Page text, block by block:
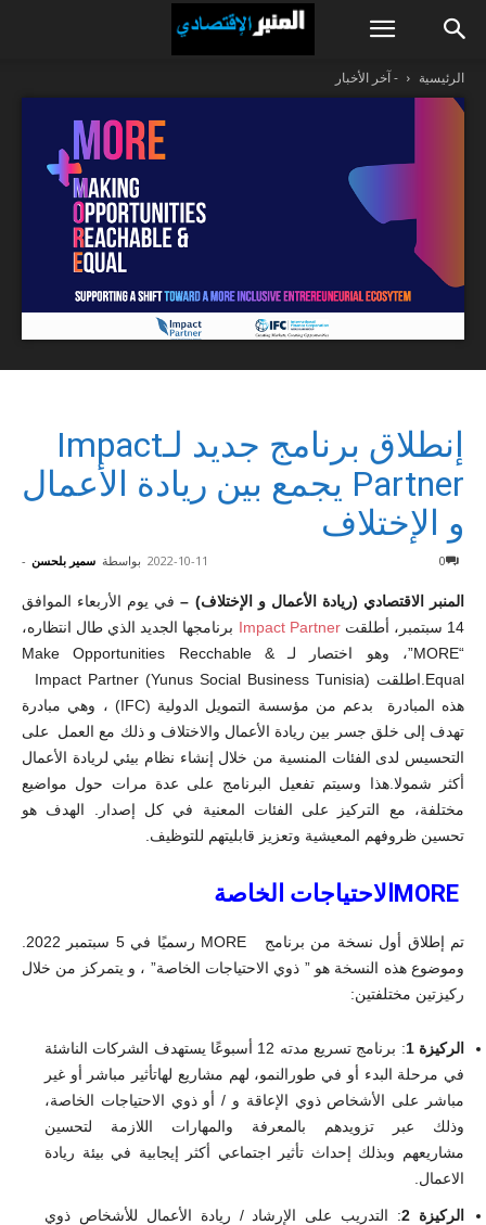
الرئيسية - آخر الأخبار
إنطلاق برنامج جديد لـImpact
Partner يجمع بين ريادة الأعمال
و الإختلاف
بواسطة سمير بلحسن - 2022-10-11 0
المنبر الاقتصادي (ريادة الأعمال و الإختلاف) –في يوم الأربعاء الموافق
14 سبتمبر، أطلقت
Impact Partner برنامجها الجديد الذي طال انتظاره،
“MORE”، وهو اختصار لـ Make Opportunities Recchable &
هذه المبادرة بدعم من مؤسسة التمويل الدولية (IFC) ، وهي مبادرة
تهدف إلى خلق جسر بين ريادة الأعمال والاختلاف و ذلك مع العمل على
التحسيس لدى الفئات المنسية من خلال إنشاء نظام بيئي لريادة الأعمال
أكثر شمولا.هذا وسيتم تفعيل البرنامج على عدة مرات حول مواضيع
مختلفة، مع التركيز على الفئات المعنية في كل إصدار. الهدف هو
تحسين ظروفهم المعيشية وتعزيز قابليتهم للتوظيف.
وموضوع هذه النسخة هو ” ذوي الاحتياجات الخاصة” ، و يتمركز من خلال
ركيزتين مختلفتين:
الركيزة1
: برنامج تسريع مدته 12 أسبوعًا يستهدف الشركات الناشئة
في مرحلة البدء أو في طورالنمو، لهم مشاريع لهاتأثير مباشر أو غير
مباشر على الأشخاص ذوي الإعاقة و / أو ذوي الاحتياجات الخاصة،
وذلك عبر تزويدهم بالمعرفة والمهارات اللازمة لتحسين
مشاريعهم وبذلك إحداث تأثير اجتماعي أكثر إيجابية في بيئة ريادة
الاعمال.
الركيزة 2: التدريب على الإرشاد / ريادة الأعمال للأشخاص ذوي